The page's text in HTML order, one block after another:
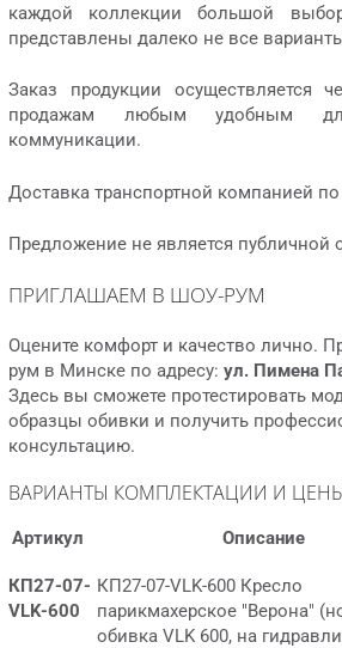
каждой коллекции большой
представлены далеко не все
Заказ продукции осуществляется
продажам любым удобным
коммуникации.
Доставка транспортной компанией по
Предложение не является публичной
ПРИГЛАШАЕМ В ШОУ-РУМ
Оцените комфорт и качество лично.
рум в Минске по адресу: ул. Пимена
Здесь вы сможете протестировать
образцы обивки и получить
консультацию.
ВАРИАНТЫ КОМПЛЕКТАЦИИ И
Артикул Описание
КП27-07-
VLK-600
КП27-07-VLK-600 Кресло
парикмахерское "Верона"
обивка VLK 600, на